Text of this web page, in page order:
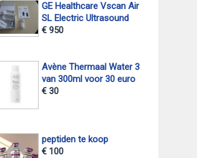
GE Healthcare Vscan Air
SL Electric Ultrasound
€ 950
Avène Thermaal Water 3
van 300ml voor 30 euro
€ 30
peptiden te koop
€ 100